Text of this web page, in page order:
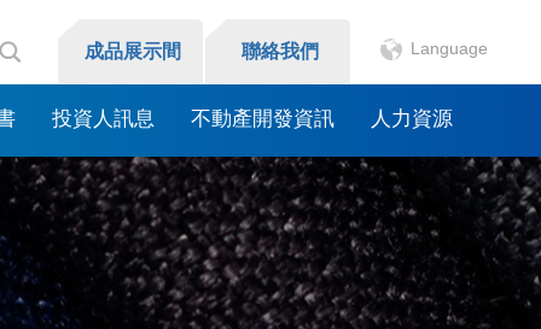
成品展示間 聯絡我們
投資人訊息 不動產開發資訊 人力資源
Language